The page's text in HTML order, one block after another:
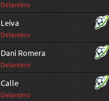
Delantero
Leiva
Delantero
Dani Romera
Delantero
Calle
Delantero